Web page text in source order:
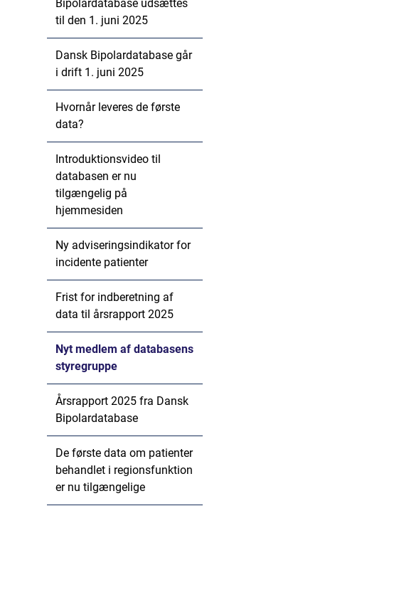
Bipolardatabase udsættes
til den 1. juni 2025
Dansk Bipolardatabase går
i drift 1. juni 2025
Hvornår leveres de første
data?
Introduktionsvideo til
databasen er nu
tilgængelig på
hjemmesiden
Ny adviseringsindikator for
incidente patienter
Frist for indberetning af
data til årsrapport 2025
Nyt medlem af databasens
styregruppe
Årsrapport 2025 fra Dansk
Bipolardatabase
De første data om patienter
behandlet i regionsfunktion
er nu tilgængelige